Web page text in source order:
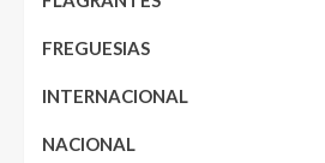
FREGUESIAS
INTERNACIONAL
NACIONAL